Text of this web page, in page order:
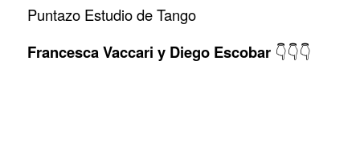
Puntazo Estudio de Tango
Francesca Vaccari y Diego Escobar👇👇👇